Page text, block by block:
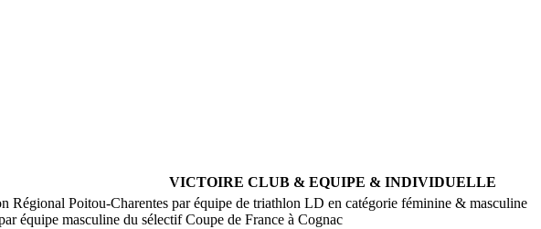
VICTOIRE CLUB & EQUIPE & INDIVIDUELLE
Régional Poitou-Charentes par équipe de triathlon LD en catégorie féminine & masculine
équipe masculine du sélectif Coupe de France à Cognac